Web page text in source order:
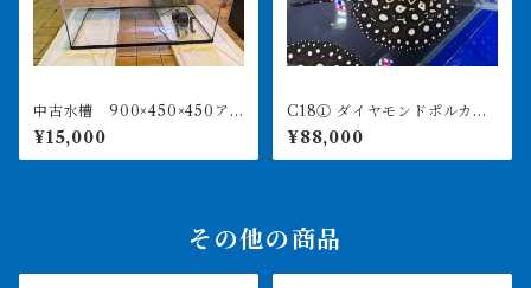
中古水槽 900×450×450ア
クリル水槽 上部濾過セット
¥15,000
C18① ダイヤモンドポルカ
アルビノヘテロ 体盤16㎝前
後 ♀
¥88,000
その他の商品